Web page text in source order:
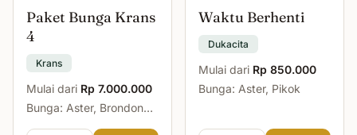
Paket Bunga Krans
4
Krans
Mulai dari Rp 7.000.000
Bunga: Aster, Brondong,
Waktu Berhenti
Dukacita
Mulai dari Rp 850.000
Bunga: Aster, Pikok